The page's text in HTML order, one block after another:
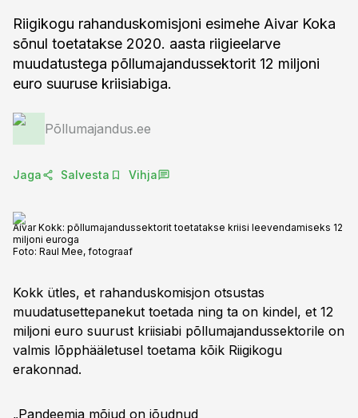
Riigikogu rahanduskomisjoni esimehe Aivar Koka
sõnul toetatakse 2020. aasta riigieelarve
muudatustega põllumajandussektorit 12 miljoni
euro suuruse kriisiabiga.
Põllumajandus.ee
Jaga Salvesta Vihja
Aivar Kokk: põllumajandussektorit toetatakse kriisi leevendamiseks 12
miljoni euroga
Foto: Raul Mee, fotograaf
Kokk ütles, et rahanduskomisjon otsustas
muudatusettepanekut toetada ning ta on kindel, et 12
miljoni euro suurust kriisiabi põllumajandussektorile on
valmis lõpphääletusel toetama kõik Riigikogu
erakonnad.
„Pandeemia mõjud on jõudnud